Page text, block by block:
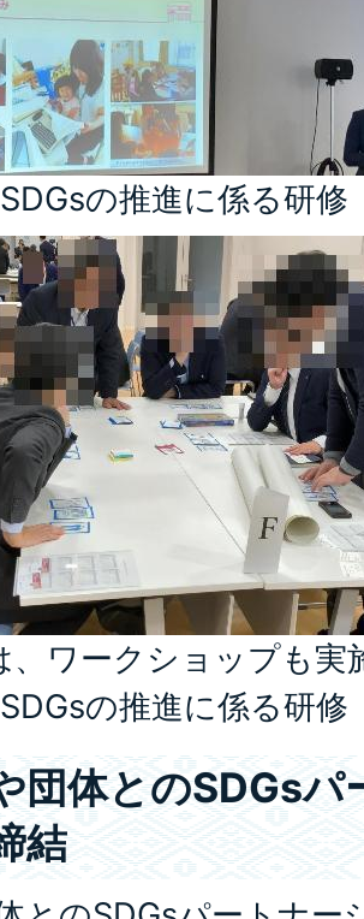
の推進に係る研修
、ワークショップも実
の推進に係る研修
団体とのSDGsパ
結